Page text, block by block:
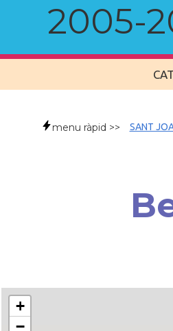
2005-
menu ràpid >> SANT
+
−